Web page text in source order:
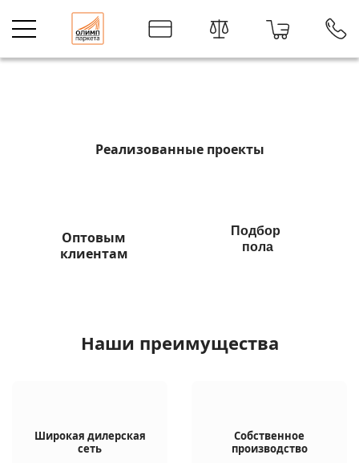
Интернет-магазин напольных
О нас
Реализованные проекты
Оптовым
клиентам
Подбор
пола
Наши преимущества
Широкая дилерская
сеть
Собственное
производство